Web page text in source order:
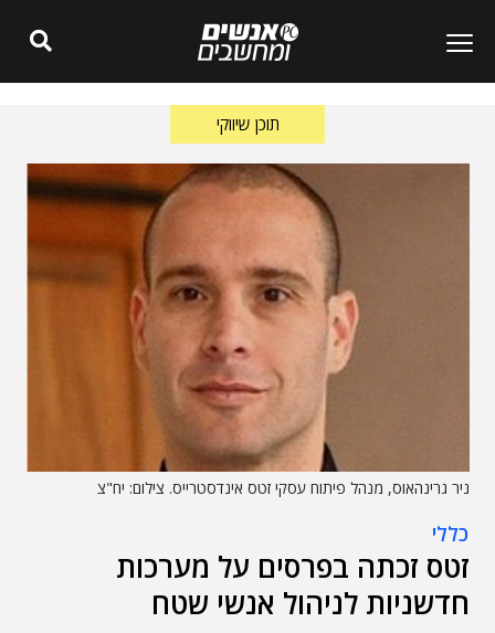
תוכן שיווקי
ניר גרינהאוס, מנהל פיתוח עסקי זטס אינדסטרייס. צילום: יח"צ
כללי
זטס זכתה בפרסים על מערכות
חדשניות לניהול אנשי שטח